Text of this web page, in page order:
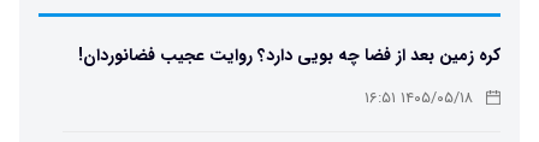
کره زمین بعد از فضا چه بویی دارد؟ روایت عجیب فضانوردان!
۱۴۰۵/۰۵/۱۸ ۱۶:۵۱